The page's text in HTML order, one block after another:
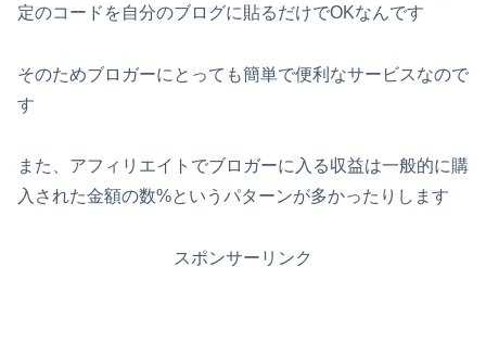
定のコードを自分のブログに貼るだけでOKなんです
そのためブロガーにとっても簡単で便利なサービスなので
す
また、アフィリエイトでブロガーに入る収益は一般的に購
入された金額の数%というパターンが多かったりします
スポンサーリンク